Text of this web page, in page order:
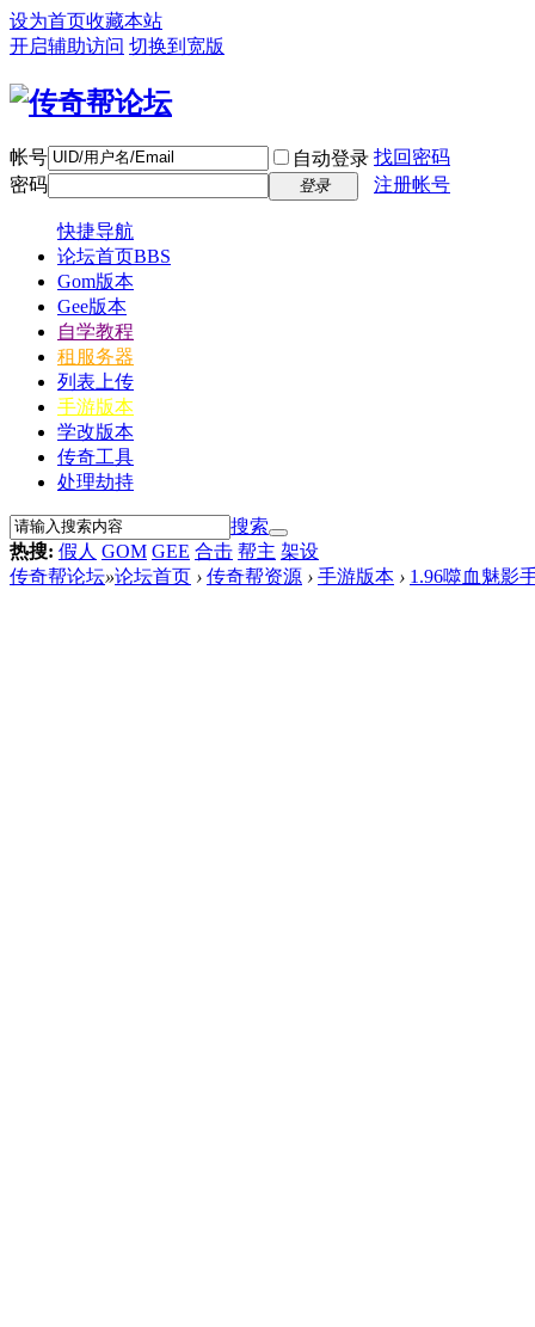
设为首页收藏本站
开启辅助访问 切换到宽版
帐号 自动登录 找回密码
密码
登录 注册帐号
快捷导航
论坛首页BBS
Gom版本
Gee版本
自学教程
租服务器
列表上传
手游版本
学改版本
传奇工具
处理劫持
搜索
热搜: 假人 GOM GEE 合击 帮主 架设
传奇帮论坛»论坛首页 › 传奇帮资源 › 手游版本 › 1.96噬血魅影